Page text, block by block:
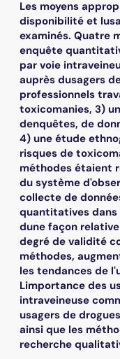
Les moyens
disponibilité et
examinés. Quatre
enquête
par voie
auprès dusagers
professionnels
toxicomanies, 3)
denquêtes, de
4) une étude
risques de
méthodes étaient
du système
collecte de
quantitatives dans
dune façon
degré de validité
méthodes,
les tendances de
Limportance des
intraveineuse
usagers de
ainsi que les
recherche